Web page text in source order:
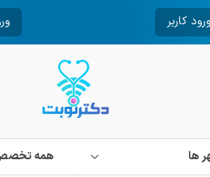
ورود کاربر
ها همه